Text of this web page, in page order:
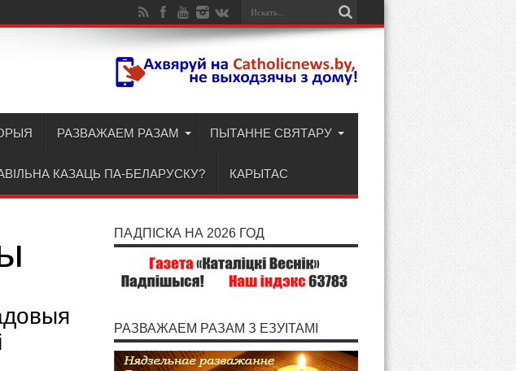
РАЗВАЖАЕМ РАЗАМ ПЫТАННЕ СВЯТАРУ
КАЗАЦЬ ПА-БЕЛАРУСКУ? КАРЫТАС
ПАДПІСКА НА 2026 ГОД
РАЗВАЖАЕМ РАЗАМ З ЕЗУІТАМІ